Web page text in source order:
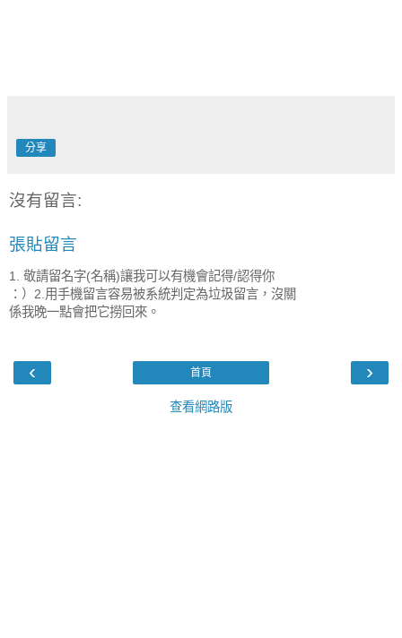
分享
沒有留言:
張貼留言
1. 敬請留名字(名稱)讓我可以有機會記得/認得你
：）2.用手機留言容易被系統判定為垃圾留言，沒關
係我晚一點會把它撈回來。
‹ ›
首頁
查看網路版